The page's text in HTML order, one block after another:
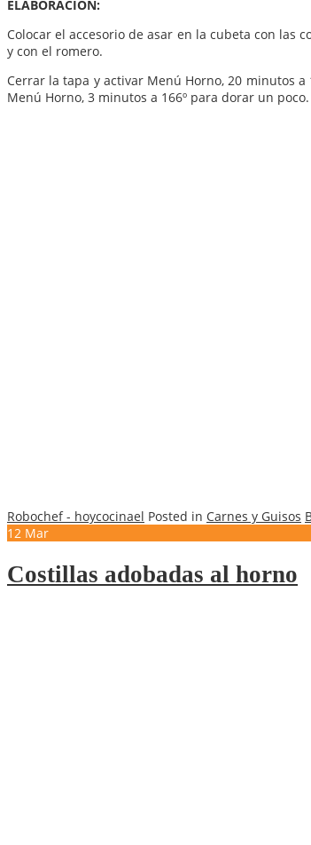
ELABORACIÓN:
Colocar el accesorio de asar en la cubeta con las
y con el romero.
Cerrar la tapa y activar Menú Horno, 20 minutos
Menú Horno, 3 minutos a 166º para dorar un poco.
Robochef - hoycocinael Posted in Carnes y Guisos
12 Mar
Costillas adobadas al horno